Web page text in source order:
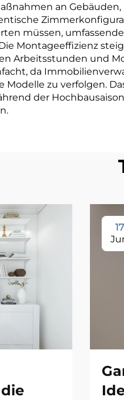
an
müssen,
Montageeffizienz
Arbeitsstunden und
da
Modelle zu verfolgen.
der
17